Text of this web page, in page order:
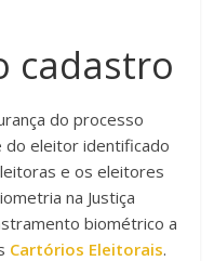
cadastro
do processo
do eleitor identificado
e os eleitores
na Justiça
biométrico a
Cartórios Eleitorais.